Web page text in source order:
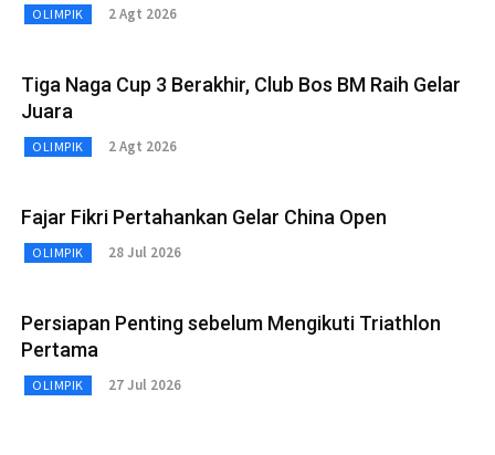
OLIMPIK 2 Agt 2026
Tiga Naga Cup 3 Berakhir, Club Bos BM Raih Gelar
Juara
OLIMPIK 2 Agt 2026
Fajar Fikri Pertahankan Gelar China Open
OLIMPIK 28 Jul 2026
Persiapan Penting sebelum Mengikuti Triathlon
Pertama
OLIMPIK 27 Jul 2026